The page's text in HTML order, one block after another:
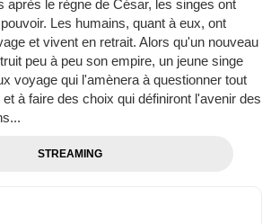
après le règne de César, les singes ont
Les humains, quant à eux, ont
et vivent en retrait. Alors qu'un nouveau
peu à peu son empire, un jeune singe
voyage qui l'amènera à questionner tout
à faire des choix qui définiront l'avenir des
STREAMING